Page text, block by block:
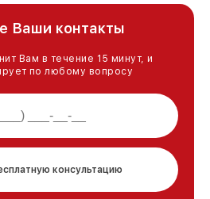
Ваши контакты
Вам в течение 15 минут, и
по любому вопросу
консультацию